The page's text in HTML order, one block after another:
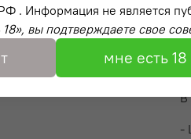
-
-
В
-
. Информация не является
вы подтверждаете свое
мне есть 18